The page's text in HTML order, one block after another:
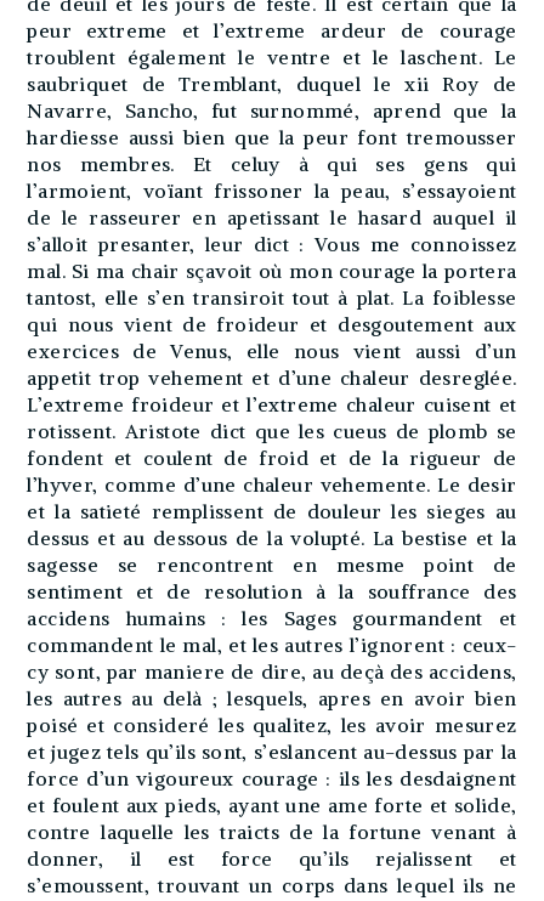
peur extreme et l’extreme ardeur de courage
troublent également le ventre et le laschent. Le
saubriquet de Tremblant, duquel le xii Roy de
Navarre, Sancho, fut surnommé, aprend que la
hardiesse aussi bien que la peur font tremousser
nos membres. Et celuy à qui ses gens qui
l’armoient, voïant frissoner la peau, s’essayoient
de le rasseurer en apetissant le hasard auquel il
s’alloit presanter, leur dict : Vous me connoissez
mal. Si ma chair sçavoit où mon courage la portera
tantost, elle s’en transiroit tout à plat. La foiblesse
qui nous vient de froideur et desgoutement aux
exercices de Venus, elle nous vient aussi d’un
appetit trop vehement et d’une chaleur desreglée.
L’extreme froideur et l’extreme chaleur cuisent et
rotissent. Aristote dict que les cueus de plomb se
fondent et coulent de froid et de la rigueur de
l’hyver, comme d’une chaleur vehemente. Le desir
et la satieté remplissent de douleur les sieges au
dessus et au dessous de la volupté. La bestise et la
sagesse se rencontrent en mesme point de
sentiment et de resolution à la souffrance des
accidens humains : les Sages gourmandent et
commandent le mal, et les autres l’ignorent : ceux-
cy sont, par maniere de dire, au deçà des accidens,
les autres au delà ; lesquels, apres en avoir bien
poisé et consideré les qualitez, les avoir mesurez
et jugez tels qu’ils sont, s’eslancent au-dessus par la
force d’un vigoureux courage : ils les desdaignent
et foulent aux pieds, ayant une ame forte et solide,
contre laquelle les traicts de la fortune venant à
donner, il est force qu’ils rejalissent et
s’emoussent, trouvant un corps dans lequel ils ne